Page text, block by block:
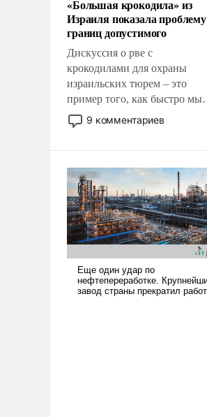
нужно отвечать.
«Большая крокодила» из
Израиля показала проблему
границ допустимого
Дискуссия о рве с
крокодилами для охраны
израильских тюрем – это
пример того, как быстро мы
двигаемся по пути
революционных изменений.
псевдонаучной фантастики,
стало всерьез обсуждаемой
идеей.
9 комментариев